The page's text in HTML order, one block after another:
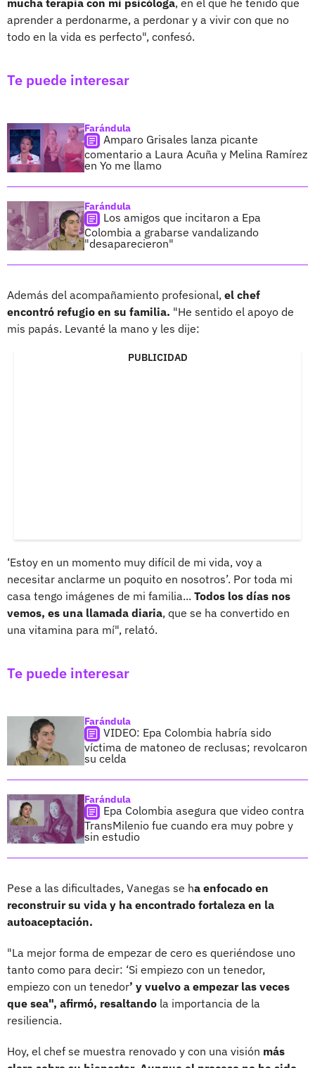
aprender a perdonarme, a perdonar y a vivir con que no
todo en la vida es perfecto", confesó.
Te puede interesar
Farándula
Amparo Grisales lanza picante
comentario a Laura Acuña y Melina Ramírez
en Yo me llamo
Farándula
Los amigos que incitaron a Epa
Colombia a grabarse vandalizando
"desaparecieron"
Además del acompañamiento profesional, el chef
encontró refugio en su familia. "He sentido el apoyo de
mis papás. Levanté la mano y les dije:
PUBLICIDAD
‘Estoy en un momento muy difícil de mi vida, voy a
necesitar anclarme un poquito en nosotros’. Por toda mi
casa tengo imágenes de mi familia... Todos los días nos
vemos, es una llamada diaria, que se ha convertido en
una vitamina para mí", relató.
Te puede interesar
Farándula
VIDEO: Epa Colombia habría sido
víctima de matoneo de reclusas; revolcaron
su celda
Farándula
Epa Colombia asegura que video contra
TransMilenio fue cuando era muy pobre y
sin estudio
Pese a las dificultades, Vanegas se ha enfocado en
reconstruir su vida y ha encontrado fortaleza en la
autoaceptación.
"La mejor forma de empezar de cero es queriéndose uno
tanto como para decir: ‘Si empiezo con un tenedor,
empiezo con un tenedor’ y vuelvo a empezar las veces
que sea", afirmó, resaltando la importancia de la
resiliencia.
Hoy, el chef se muestra renovado y con una visión más